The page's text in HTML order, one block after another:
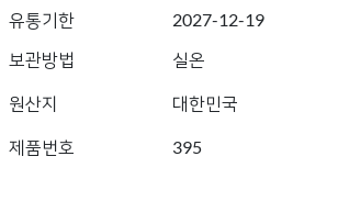
유통기한
2027-12-19
보관방법
실온
원산지 대한민국
제품번호 395